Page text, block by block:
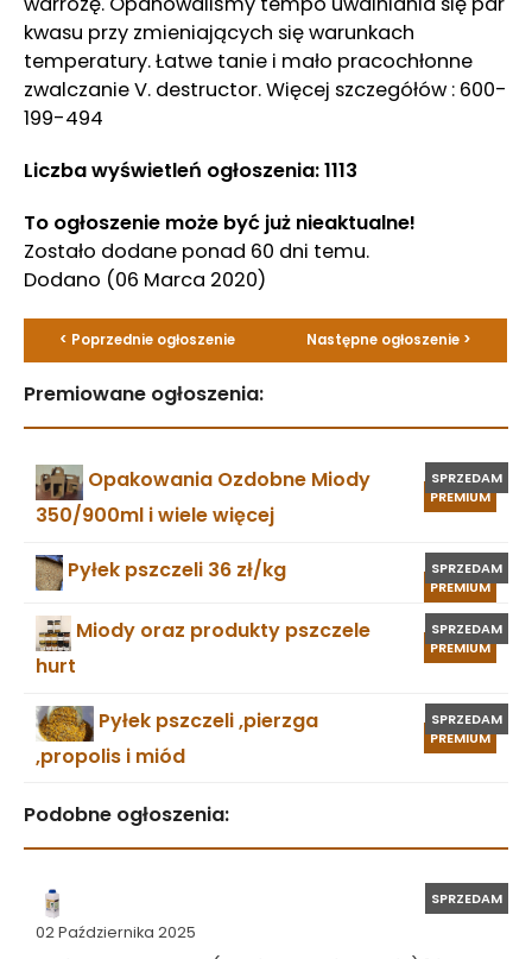
kwasu przy zmieniających się warunkach
temperatury. Łatwe tanie i mało pracochłonne
zwalczanie V. destructor. Więcej szczegółów : 600-
199-494
Liczba wyświetleń ogłoszenia: 1113
To ogłoszenie może być już nieaktualne!
Zostało dodane ponad 60 dni temu.
Dodano (06 Marca 2020)
< Poprzednie ogłoszenie Następne ogłoszenie >
Premiowane ogłoszenia:
PREMIUM
SPRZEDAM
Opakowania Ozdobne Miody
350/900ml i wiele więcej
PREMIUM
SPRZEDAM
Pyłek pszczeli 36 zł/kg
PREMIUM
SPRZEDAM
Miody oraz produkty pszczele
hurt
PREMIUM
SPRZEDAM
Pyłek pszczeli ,pierzga
,propolis i miód
Podobne ogłoszenia:
02 Października 2025
SPRZEDAM